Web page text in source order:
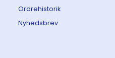
Ordrehistorik
Nyhedsbrev